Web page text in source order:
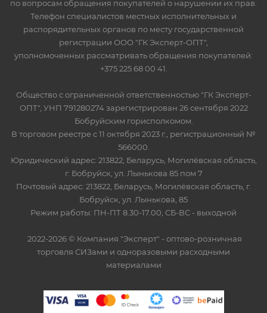
по вопросам обращения покупателей о нарушении их прав.
Телефон специалистов местных исполнительных и
распорядительных органов по месту государственной
регистрации ООО "ГК Эксперт-ОПТ",
уполномоченных рассматривать обращения покупателей:
+375 225 68 00 41.
Общество с ограниченной ответственностью "ГК Эксперт-
ОПТ", УНП 791280274 зарегистрирован 26 сентября 2022
Бобруйским горисполкомом.
В торговом реестре с 11 октября 2023 г., регистрационный №
566000.
Юридический адрес: 213822, Беларусь, Могилёвская область,
г. Бобруйск, ул. Лынькова 85 пом 7
Почтовый адрес: 213822, Беларусь, Могилёвская область, г.
Бобруйск, ул. Лынькова, 85
Режим работы: ПН-ПТ 8.30-17.00, СБ-ВС - выходной
2022-2026 © Компания "Эксперт" - оптово-розничная
торговля СИЗами и одноразовыми расходными
материалами